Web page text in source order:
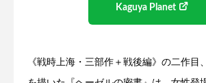
Kaguya Planet
《戦時上海・三部作＋戦後編》の二作目